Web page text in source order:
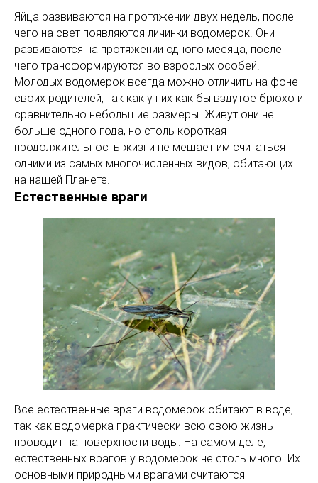
Яйца развиваются на протяжении двух недель, после
чего на свет появляются личинки водомерок. Они
развиваются на протяжении одного месяца, после
чего трансформируются во взрослых особей.
Молодых водомерок всегда можно отличить на фоне
своих родителей, так как у них как бы вздутое брюхо и
сравнительно небольшие размеры. Живут они не
больше одного года, но столь короткая
продолжительность жизни не мешает им считаться
одними из самых многочисленных видов, обитающих
на нашей Планете.
Естественные враги
Все естественные враги водомерок обитают в воде,
так как водомерка практически всю свою жизнь
проводит на поверхности воды. На самом деле,
естественных врагов у водомерок не столь много. Их
основными природными врагами считаются